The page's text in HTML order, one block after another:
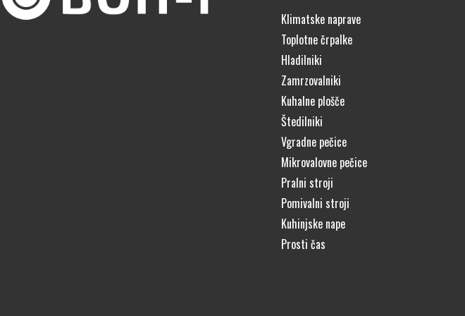
Klimatske naprave
Toplotne črpalke
Hladilniki
Zamrzovalniki
Kuhalne plošče
Štedilniki
Vgradne pečice
Mikrovalovne pečice
Pralni stroji
Pomivalni stroji
Kuhinjske nape
Prosti čas